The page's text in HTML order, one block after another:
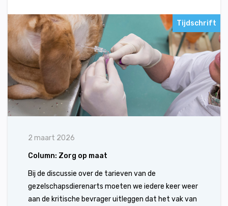
Tijdschrift
2 maart 2026
Column: Zorg op maat
Bij de discussie over de tarieven van de
gezelschapsdierenarts moeten we iedere keer weer
aan de kritische bevrager uitleggen dat het vak van